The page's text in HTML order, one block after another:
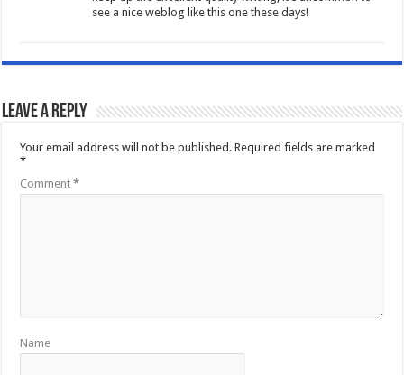
see a nice weblog like this one these days!
Leave a Reply
Your email address will not be published. Required fields are marked
*
Comment*
Name